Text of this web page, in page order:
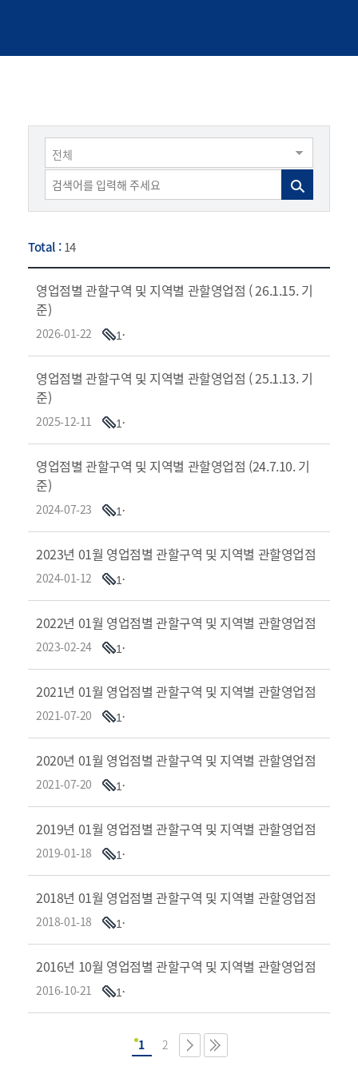
전체
Total :14
영업점별 관할구역 및 지역별 관할영업점 ( 26.1.15. 기
준)
2026-01-22 1
영업점별 관할구역 및 지역별 관할영업점 ( 25.1.13. 기
준)
2025-12-11 1
영업점별 관할구역 및 지역별 관할영업점 (24.7.10. 기
준)
2024-07-23 1
2023년 01월 영업점별 관할구역 및 지역별 관할영업점
2024-01-12 1
2022년 01월 영업점별 관할구역 및 지역별 관할영업점
2023-02-24 1
2021년 01월 영업점별 관할구역 및 지역별 관할영업점
2021-07-20 1
2020년 01월 영업점별 관할구역 및 지역별 관할영업점
2021-07-20 1
2019년 01월 영업점별 관할구역 및 지역별 관할영업점
2019-01-18 1
2018년 01월 영업점별 관할구역 및 지역별 관할영업점
2018-01-18 1
2016년 10월 영업점별 관할구역 및 지역별 관할영업점
2016-10-21 1
1 2